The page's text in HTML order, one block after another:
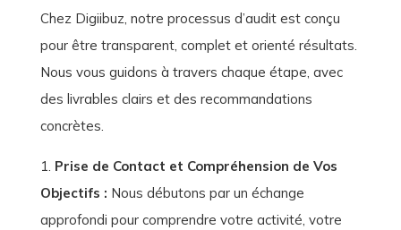
Chez Digiibuz, notre processus d’audit est conçu
pour être transparent, complet et orienté résultats.
Nous vous guidons à travers chaque étape, avec
des livrables clairs et des recommandations
concrètes.
Prise de Contact et Compréhension de Vos
Objectifs : Nous débutons par un échange
approfondi pour comprendre votre activité, votre